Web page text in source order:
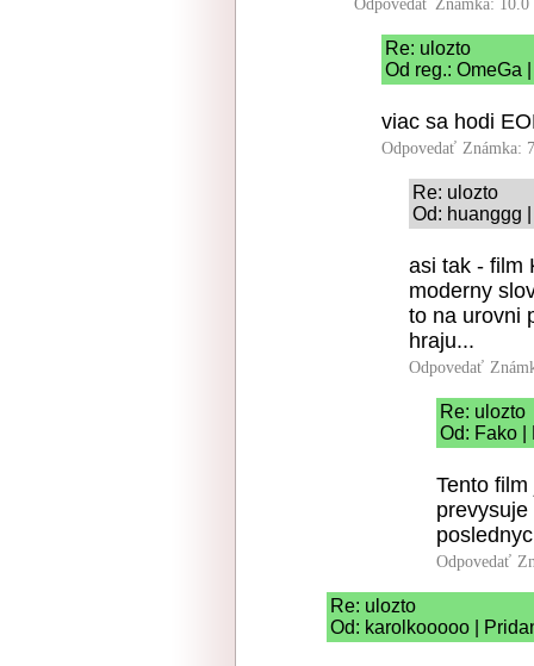
Odpovedať Známka: 10.0
Re: ulozto
Od reg.: OmeGa
viac sa hodi
Odpovedať Známka:
Re: ulozto
Od: huanggg
asi tak - film
moderny
to na urovni
hraju...
Odpovedať
Re: ulozto
Od: Fako |
Tento
Odpovedať
Re: ulozto
Od: karolkooooo |